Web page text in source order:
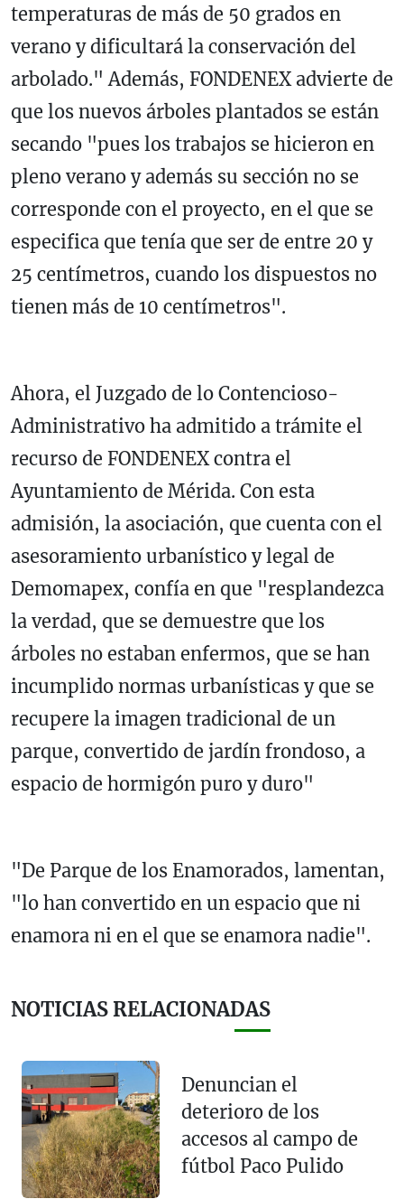
temperaturas de más de 50 grados en
verano y dificultará la conservación del
arbolado." Además, FONDENEX advierte de
que los nuevos árboles plantados se están
secando "pues los trabajos se hicieron en
pleno verano y además su sección no se
corresponde con el proyecto, en el que se
especifica que tenía que ser de entre 20 y
25 centímetros, cuando los dispuestos no
tienen más de 10 centímetros".
Ahora, el Juzgado de lo Contencioso-
Administrativo ha admitido a trámite el
recurso de FONDENEX contra el
Ayuntamiento de Mérida. Con esta
admisión, la asociación, que cuenta con el
asesoramiento urbanístico y legal de
Demomapex, confía en que "resplandezca
la verdad, que se demuestre que los
árboles no estaban enfermos, que se han
incumplido normas urbanísticas y que se
recupere la imagen tradicional de un
parque, convertido de jardín frondoso, a
espacio de hormigón puro y duro"
"De Parque de los Enamorados, lamentan,
"lo han convertido en un espacio que ni
enamora ni en el que se enamora nadie".
NOTICIAS RELACIONADAS
Denuncian el
deterioro de los
accesos al campo de
fútbol Paco Pulido